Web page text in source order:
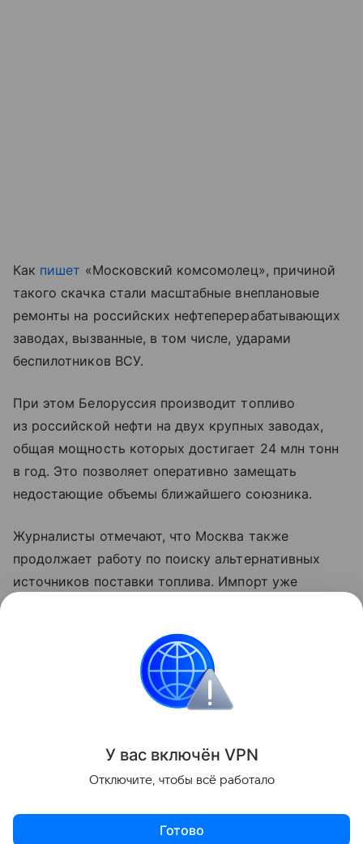
Как пишет «Московский комсомолец», причиной
такого скачка стали масштабные внеплановые
ремонты на российских нефтеперерабатывающих
заводах, вызванные, в том числе, ударами
беспилотников ВСУ.
При этом Белоруссия производит топливо
из российской нефти на двух крупных заводах,
общая мощность которых достигает 24 млн тонн
в год. Это позволяет оперативно замещать
недостающие объемы ближайшего союзника.
Журналисты отмечают, что Москва также
продолжает работу по поиску альтернативных
источников поставки топлива. Импорт уже
Россия топливо
Поделиться
У вас включён VPN
Отключите, чтобы всё работало
Готово